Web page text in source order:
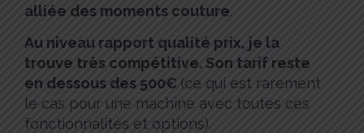
alliée des moments couture.
Au niveau rapport qualité prix, je la
trouve très compétitive. Son tarif reste
en dessous des 500€ (ce qui est rarement
le cas pour une machine avec toutes ces
fonctionnalités et options).